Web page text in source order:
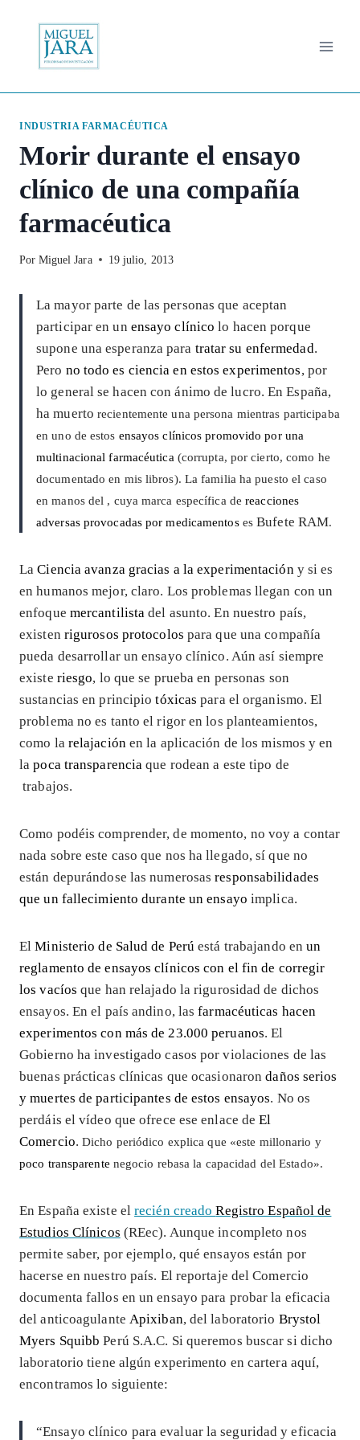
contenido
INDUSTRIA FARMACÉUTICA
Morir durante el ensayo
clínico de una compañía
farmacéutica
Por Miguel Jara 19 julio, 2013
La mayor parte de las personas que aceptan
participar en un ensayo clínico lo hacen porque
supone una esperanza para tratar su enfermedad.
Pero no todo es ciencia en estos experimentos, por
lo general se hacen con ánimo de lucro. En España,
ha muertorecientemente una persona mientras participaba
en uno de estos ensayos clínicos promovido por una
multinacional farmacéutica (corrupta, por cierto, como he
documentado en mis libros). La familia ha puesto el caso
en manos del , cuya marca específica dereacciones
adversas provocadas por medicamentosesBufete RAM.
LaCiencia avanza gracias a la experimentación y si es
en humanos mejor, claro. Los problemas llegan con un
enfoque mercantilista del asunto. En nuestro país,
existen rigurosos protocolos para que una compañía
pueda desarrollar un ensayo clínico. Aún así siempre
existe riesgo, lo que se prueba en personas son
sustancias en principiotóxicas para el organismo. El
problema no es tanto el rigor en los planteamientos,
como la relajación en la aplicación de los mismos y en
lapoca transparencia que rodean a este tipo de
trabajos.
Como podéis comprender, de momento, no voy a contar
nada sobre este caso que nos ha llegado, sí que no
están depurándose las numerosasresponsabilidades
que un fallecimiento durante un ensayo implica.
ElMinisterio de Salud de Perú está trabajando enun
reglamento de ensayos clínicos con el fin de corregir
los vacíos que han relajado la rigurosidad de dichos
ensayos. En el país andino, lasfarmacéuticas hacen
experimentos con más de 23.000 peruanos. El
Gobierno ha investigado casos por violaciones de las
buenas prácticas clínicas que ocasionarondaños serios
y muertes de participantes de estos ensayos. No os
perdáis el vídeo que ofrece ese enlace deEl
Comercio.Dicho periódico explica que «este millonario y
poco transparente negocio rebasa la capacidad del Estado».
En España existe elrecién creadoRegistro Español de
Estudios Clínicos (REec). Aunque incompleto nos
permite saber, por ejemplo, qué ensayos están por
hacerse en nuestro país. El reportaje del Comercio
documenta fallos en un ensayo para probar la eficacia
del anticoagulante Apixiban, del laboratorio Brystol
Myers Squibb Perú S.A.C. Si queremos buscar si dicho
laboratorio tiene algún experimento en cartera aquí,
encontramos lo siguiente:
“Ensayo clínico para evaluar la seguridad y eficacia